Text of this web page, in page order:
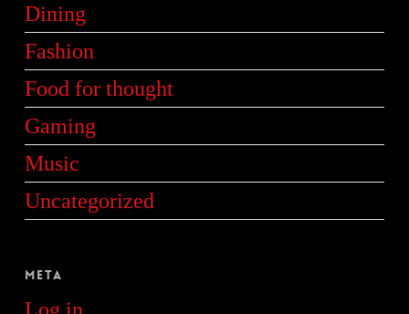
Dining
Fashion
Food for thought
Gaming
Music
Uncategorized
Meta
Log in